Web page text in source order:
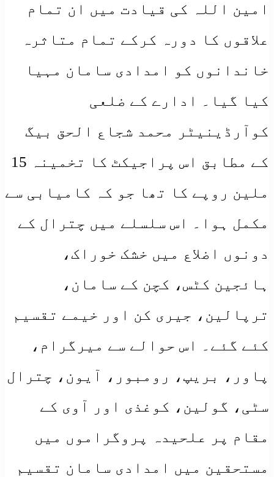
امین اللہ کی قیادت میں ان تمام
علاقوں کا دورہ کرکے تمام متاثرہ
خاندانوں کو امدادی سامان مہیا
کیا گیا۔ ادارے کے ضلعی
کوآرڈینیٹر محمد شجاع الحق بیگ
کے مطابق اس پراجیکٹ کا تخمینہ 15
ملین روپے کا تھا جو کہ کامیابی سے
مکمل ہوا۔ اس سلسلے میں چترال کے
دونوں اضلاع میں خشک خوراک،
ہائجین کٹس، کچن کے سامان،
ترپالین، جیری کن اور خیمے تقسیم
کئے گئے۔ اس حوالے سے میرگرام،
پاور، بریپ، رومبور، آیون، چترال
سٹی، گولین، کوغذی اور آوی کے
مقام پر علحیدہ پروگراموں میں
مستحقین میں امدادی سامان تقسیم